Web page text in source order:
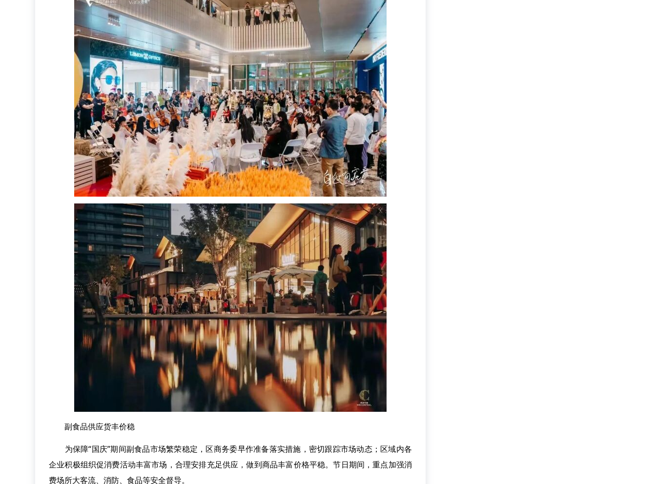
副食品供应货丰价稳
为保障“国庆”期间副食品市场繁荣稳定，区商务委早作准备落实措施，密切跟踪市场动态；区域内各
企业积极组织促消费活动丰富市场，合理安排充足供应，做到商品丰富价格平稳。节日期间，重点加强消
费场所大客流、消防、食品等安全督导。